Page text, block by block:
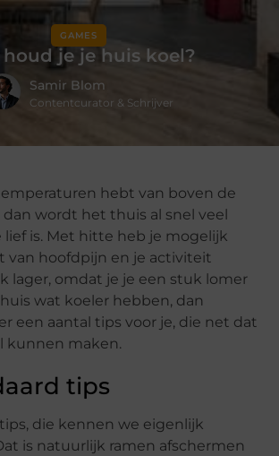
GAMES
houd je je huis koel?
Samir Blom
Contentcurator & Schrijver
hebt van boven de
wordt het thuis al snel veel
lief is. Met hitte heb je mogelijk
van hoofdpijn en je activiteit
lager, omdat je je een stuk lomer
wat koeler hebben, dan
een aantal tips voor je, die net dat
kunnen maken.
tips
die kennen we eigenlijk
is natuurlijk ramen afschermen